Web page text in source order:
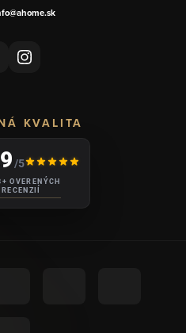
KVALITA
/5
OVERENÝCH
RECENZIÍ